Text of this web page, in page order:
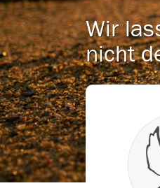
Wir
nicht